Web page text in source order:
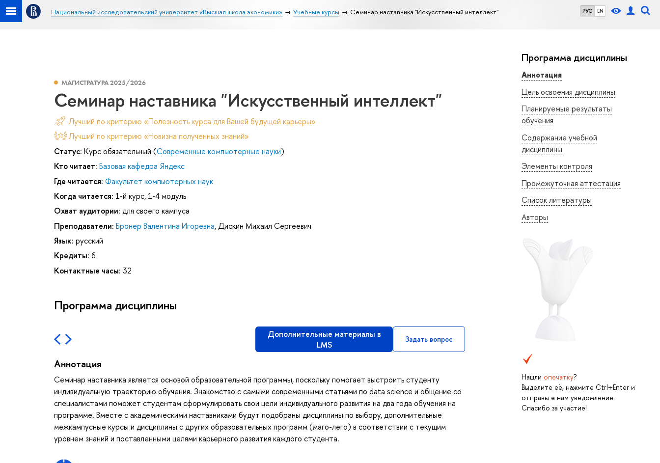
РУС EN
Национальный исследовательский университет «Высшая школа экономики» Учебные курсы Семинар наставника "Искусственный интеллект"
Программа дисциплины
Аннотация
Цель освоения дисциплины
Планируемые результаты
обучения
Содержание учебной
дисциплины
Элементы контроля
Промежуточная аттестация
Список литературы
Авторы
Нашли опечатку?
Выделите её, нажмите Ctrl+Enter и
отправьте нам уведомление.
Спасибо за участие!
МАГИСТРАТУРА 2025/2026
Семинар наставника "Искусственный интеллект"
Лучший по критерию «Полезность курса для Вашей будущей карьеры»
Лучший по критерию «Новизна полученных знаний»
Статус: Курс обязательный (Современные компьютерные науки)
Кто читает: Базовая кафедра Яндекс
Где читается: Факультет компьютерных наук
Когда читается: 1-й курс, 1-4 модуль
Охват аудитории: для своего кампуса
Преподаватели: Бронер Валентина Игоревна,Дискин Михаил Сергеевич
Язык: русский
Кредиты: 6
Контактные часы: 32
Программа дисциплины
Дополнительные материалы в
LMS
Задать вопрос
Аннотация
Семинар наставника является основой образовательной программы, поскольку помогает выстроить студенту
индивидуальную траекторию обучения. Знакомство с самыми современными статьями по data science и общение со
специалистами поможет студентам сформулировать свои цели индивидуального развития на два года обучения на
программе. Вместе с академическими наставниками будут подобраны дисциплины по выбору, дополнительные
межкампусные курсы и дисциплины с других образовательных программ (маго-лего) в соответствии с текущим
уровнем знаний и поставленными целями карьерного развития каждого студента.